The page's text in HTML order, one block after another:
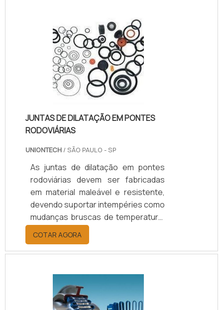
JUNTAS DE DILATAÇÃO EM PONTES
RODOVIÁRIAS
UNIONTECH / SÃO PAULO - SP
As juntas de dilatação em pontes
rodoviárias devem ser fabricadas
em material maleável e resistente,
devendo suportar intempéries como
mudanças bruscas de temperatura,
exposição à água e muito mais.
Assim, geralmente são utilizados
polímeros na fabricação das juntas
a ocorrência de fissuras na
estrutura, evitam também
COTAR AGORA